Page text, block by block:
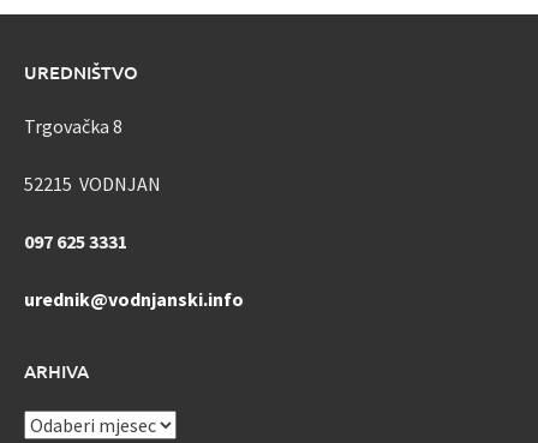
UREDNIŠTVO
Trgovačka 8
52215 VODNJAN
097 625 3331
urednik@vodnjanski.info
ARHIVA
ARHIVA